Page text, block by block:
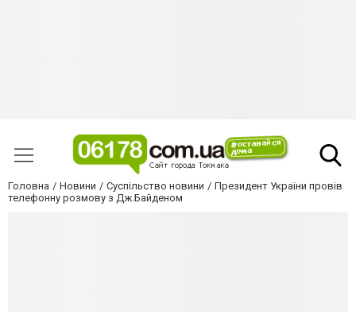
Головна Новини Суспільство новини
Президент України провів
телефонну розмову з Дж.Байденом